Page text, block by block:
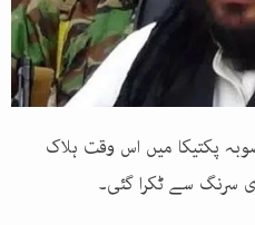
پکتیکا میں اس وقت ہلاک
سرنگ سے ٹکرا گئی۔